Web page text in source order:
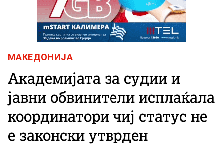
МАКЕДОНИЈА
Академијата за судии и
јавни обвинители исплаќала
координатори чиј статус не
е законски утврден